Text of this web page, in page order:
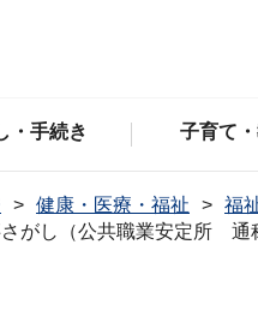
・手続き 子育て
健康・医療・福祉 福
がし（公共職業安定所 通